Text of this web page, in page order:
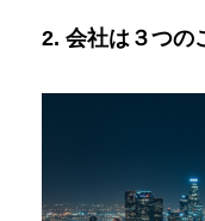
2. 会社は３つの